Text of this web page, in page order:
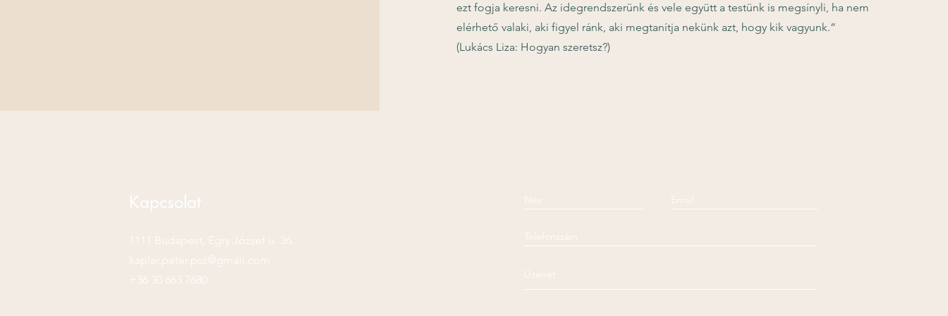
ezt fogja keresni. Az idegrendszerünk és vele együtt a testünk is megsínyli, ha nem
elérhető valaki, aki figyel ránk, aki megtanítja nekünk azt, hogy kik vagyunk.”
(Lukács Liza: Hogyan szeretsz?)
Kapcsolat
1111 Budapest, Egry József u. 36.
kaplar.peter.psz@gmail.com
+36 30 663 7680